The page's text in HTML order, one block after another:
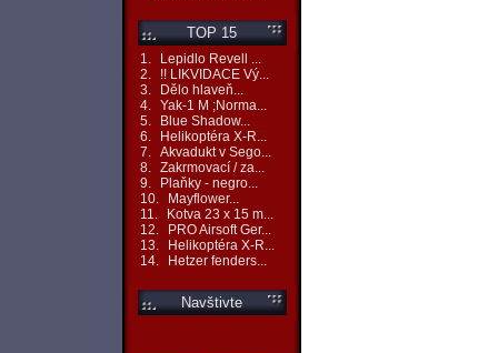
TOP 15
1.
Lepidlo Revell ...
2.
!! LIKVIDACE Vý...
3.
Dělo hlaveň...
4. Yak-1 M ;Norma...
5.
Blue Shadow...
6.
Helikoptéra X-R...
7. Akvadukt v Sego...
8. Zakrmovací / za...
9.
Plaňky - negro...
10.
Mayflower...
11.
Kotva 23 x 15 m...
12.
PRO Airsoft Ger...
13.
Helikoptéra X-R...
14.
Hetzer fenders...
Navštivte